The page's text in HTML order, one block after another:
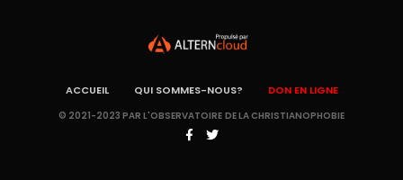
ACCUEIL QUI SOMMES-NOUS? DON EN LIGNE
© 2021-2023 PAR L'OBSERVATOIRE DE LA CHRISTIANOPHOBIE